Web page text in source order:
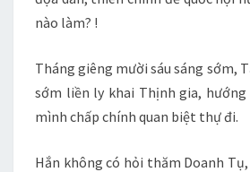
nào làm? !
Tháng giêng mười sáu sáng sớm,
sớm liền ly khai Thịnh gia,
mình chấp chính quan biệt thự đi.
Hắn không có hỏi thăm Doanh